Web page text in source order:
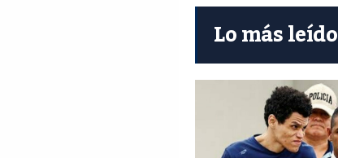
Lo más leído